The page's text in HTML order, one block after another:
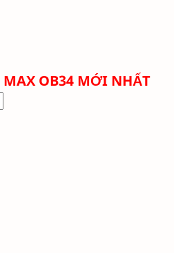
MAX OB34 MỚI NHẤT